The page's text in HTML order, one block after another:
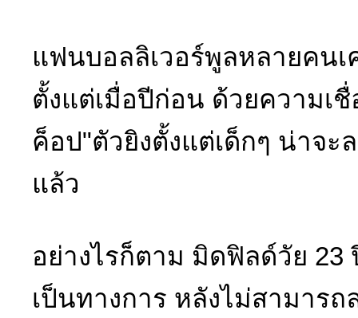
แฟนบอลลิเวอร์พูลหลายคนเ
ตั้งแต่เมื่อปีก่อน ด้วยความเชื่
ค็อป"ตัวยิงตั้งแต่เด็กๆ น่าจะ
แล้ว
อย่างไรก็ตาม มิดฟิลด์วัย 23
เป็นทางการ หลังไม่สามาร